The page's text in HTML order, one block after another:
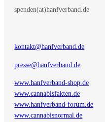
spenden(at)hanfverband.de
kontakt@hanfverband.de
presse@hanfverband.de
www.hanfverband-shop.de
www.cannabisfakten.de
www.hanfverband-forum.de
www.cannabisnormal.de